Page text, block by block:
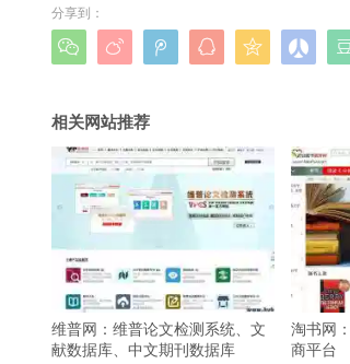
分享到：
     
相关网站推荐
维普网：维普论文检测系统、文
献数据库、中文期刊数据库
淘书网
商平台